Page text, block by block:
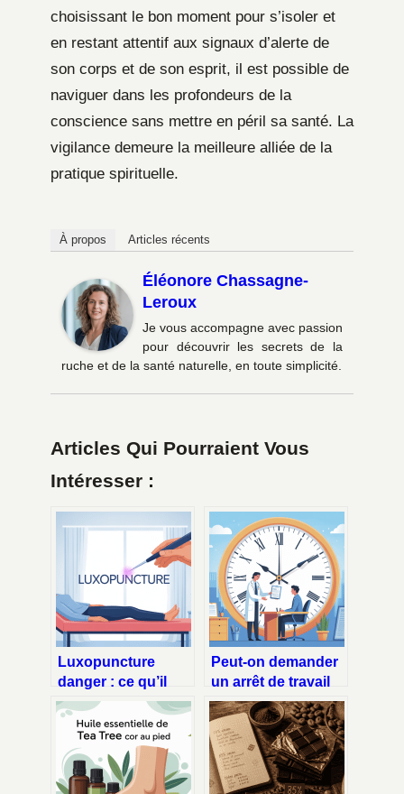
choisissant le bon moment pour s’isoler et
en restant attentif aux signaux d’alerte de
son corps et de son esprit, il est possible de
naviguer dans les profondeurs de la
conscience sans mettre en péril sa santé. La
vigilance demeure la meilleure alliée de la
pratique spirituelle.
À propos Articles récents
Éléonore Chassagne-
Leroux
Je vous accompagne avec passion
pour découvrir les secrets de la
ruche et de la santé naturelle, en toute simplicité.
Articles Qui Pourraient Vous
Intéresser :
Luxopuncture
danger : ce qu’il
faut vraiment savoir
avant de se lancer
Peut-on demander
un arrêt de travail
pour le lendemain :
ce qu’il faut savoir